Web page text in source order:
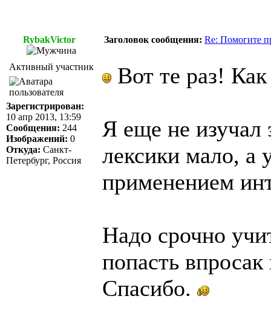
RybakVictor Заголовок сообщения: Re: Помогите
Активный участник
Зарегистрирован:
10 апр 2013, 13:59
Сообщения: 244
Изображений: 0
Откуда: Санкт-
Петербург, Россия
Вот те раз!
Я еще не изучал
лексики мало, а
применением
Надо срочно
попасть
Спасибо.